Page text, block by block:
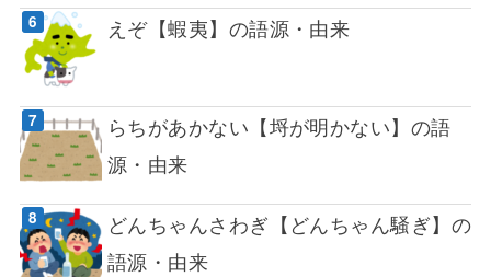
えぞ【蝦夷】の語源・由来
らちがあかない【埒が明かない】の語
源・由来
どんちゃんさわぎ【どんちゃん騒ぎ】の
語源・由来